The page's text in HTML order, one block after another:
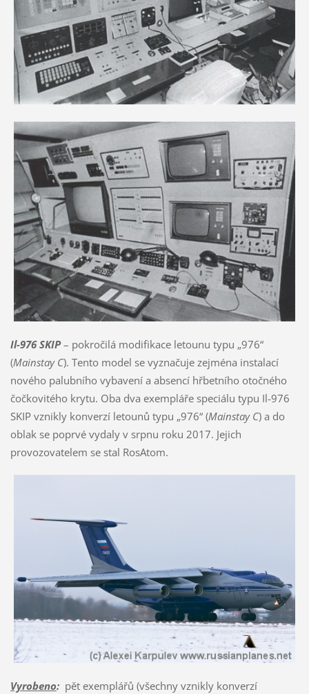
Il-976 SKIP– pokročilá modifikace letounu typu „976“
(Mainstay C). Tento model se vyznačuje zejména instalací
nového palubního vybavení a absencí hřbetního otočného
čočkovitého krytu. Oba dva exempláře speciálu typu Il-976
SKIP vznikly konverzí letounů typu „976“ (Mainstay C) a do
oblak se poprvé vydaly v srpnu roku 2017. Jejich
provozovatelem se stal RosAtom.
Vyrobeno:pět exemplářů (všechny vznikly konverzí